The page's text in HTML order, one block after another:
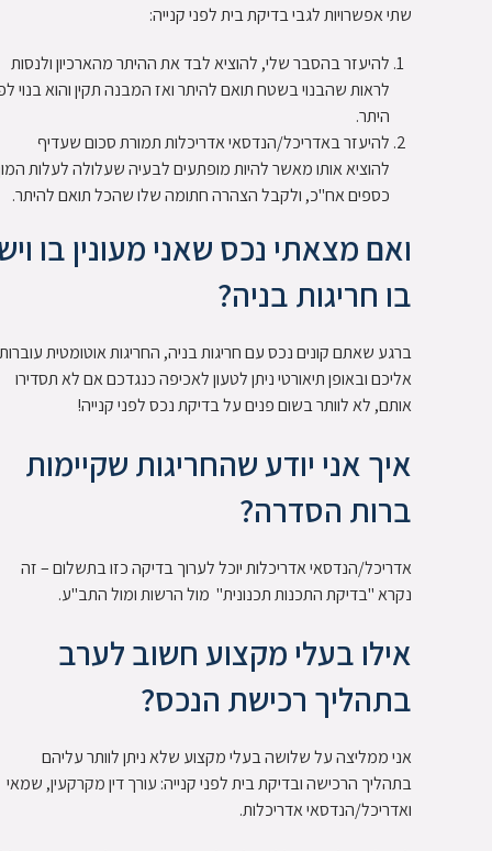
שתי אפשרויות לגבי בדיקת בית לפני קנייה:
להיעזר בהסבר שלי, להוציא לבד את ההיתר מהארכיון ולנסות
לראות שהבנוי בשטח תואם להיתר ואז המבנה תקין והוא בנוי
היתר.
להיעזר באדריכל/הנדסאי אדריכלות תמורת סכום שעדיף
להוציא אותו מאשר להיות מופתעים לבעיה שעלולה לעלות
כספים אח"כ, ולקבל הצהרה חתומה שלו שהכל תואם להיתר.
ואם מצאתי נכס שאני מעונין בו
בו חריגות בניה?
ברגע שאתם קונים נכס עם חריגות בניה, החריגות אוטומטית עוברות
אליכם ובאופן תיאורטי ניתן לטעון לאכיפה כנגדכם אם לא תסדירו
אותם, לא לוותר בשום פנים על בדיקת נכס לפני קנייה!
איך אני יודע שהחריגות שקיימות
ברות הסדרה?
אדריכל/הנדסאי אדריכלות יוכל לערוך בדיקה כזו בתשלום – זה
נקרא "בדיקת התכנות תכנונית" מול הרשות ומול התב"ע.
אילו בעלי מקצוע חשוב לערב
בתהליך רכישת הנכס?
אני ממליצה על שלושה בעלי מקצוע שלא ניתן לוותר עליהם
בתהליך הרכישה ובדיקת בית לפני קנייה: עורך דין מקרקעין, שמאי
ואדריכל/הנדסאי אדריכלות.